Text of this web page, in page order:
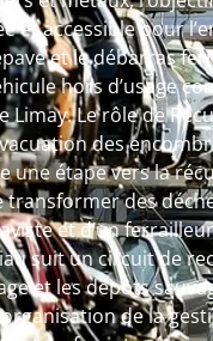
et accessible pour
et le débarras
hors d’usage
Limay. Le rôle de
des
une étape vers la
des
et d’un
suit un circuit de
et les dépôts
de la